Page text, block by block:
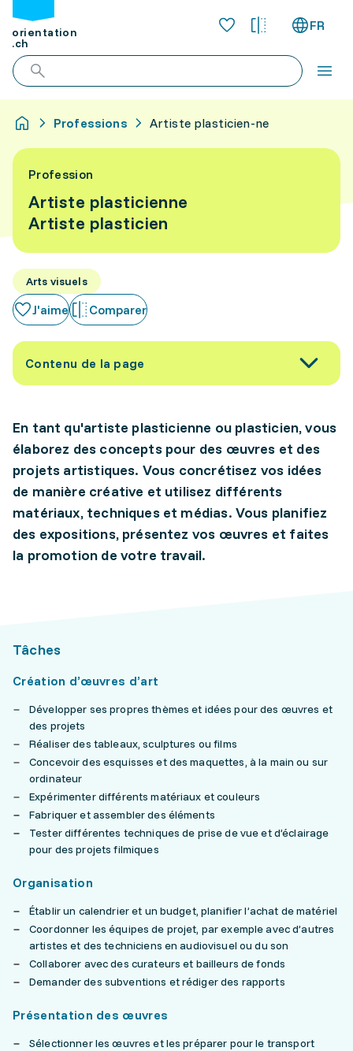
orientation
.ch
FR
Professions Artiste plasticien-ne
Profession
Artiste plasticienne
Artiste plasticien
Arts visuels
J'aime Comparer
Contenu de la page
En tant qu'artiste plasticienne ou plasticien, vous
élaborez des concepts pour des œuvres et des
projets artistiques. Vous concrétisez vos idées
de manière créative et utilisez différents
matériaux, techniques et médias. Vous planifiez
des expositions, présentez vos œuvres et faites
la promotion de votre travail.
Tâches
Création d’œuvres d’art
Développer ses propres thèmes et idées pour des œuvres et
des projets
Réaliser des tableaux, sculptures ou films
Concevoir des esquisses et des maquettes, à la main ou sur
ordinateur
Expérimenter différents matériaux et couleurs
Fabriquer et assembler des éléments
Tester différentes techniques de prise de vue et d’éclairage
pour des projets filmiques
Organisation
Établir un calendrier et un budget, planifier l’achat de matériel
Coordonner les équipes de projet, par exemple avec d’autres
artistes et des techniciens en audiovisuel ou du son
Collaborer avec des curateurs et bailleurs de fonds
Demander des subventions et rédiger des rapports
Présentation des œuvres
Sélectionner les œuvres et les préparer pour le transport